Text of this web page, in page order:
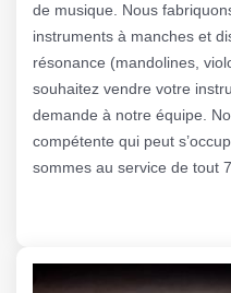
de musique. Nous
instruments à manches et
résonance (mandolines,
souhaitez vendre votre
demande à notre équipe.
compétente qui peut
sommes au service de tout